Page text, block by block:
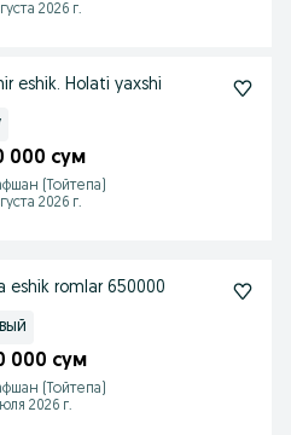
2026 г.
eshik. Holati yaxshi
000 сум
(Тойтепа)
2026 г.
eshik romlar 650000
000 сум
(Тойтепа)
2026 г.